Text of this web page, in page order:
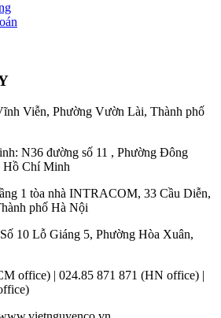
Viễn, Phường Vườn Lài, Thành phố
N36 đường số 11 , Phường Đông
Hồ Chí Minh
1 tòa nhà INTRACOM, 33 Cầu Diễn,
phố Hà Nội
10 Lỗ Giáng 5, Phường Hòa Xuân,
office) | 024.85 871 871 (HN office) |